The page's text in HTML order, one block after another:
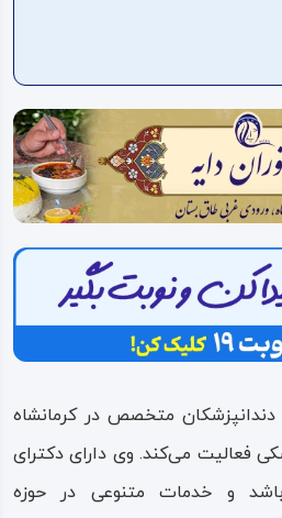
متخصص در کرمانشاه
فعالیت می‌کند. وی دارای دکترای
و خدمات متنوعی در حوزه